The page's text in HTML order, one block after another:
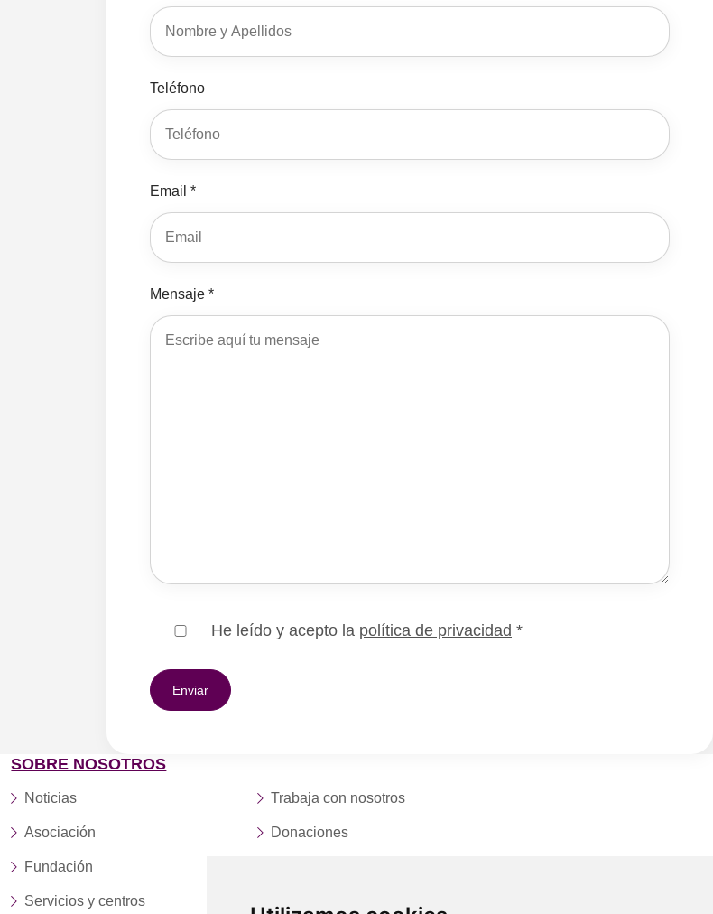
Teléfono
Email *
Mensaje *
He leído y acepto la política de privacidad *
SOBRE NOSOTROS
Noticias
Asociación
Fundación
Servicios y centros
Trabaja con nosotros
Donaciones